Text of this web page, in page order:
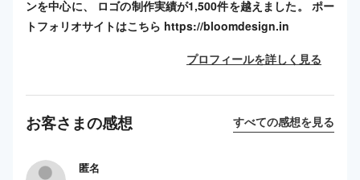
ンを中心に、 ロゴの制作実績が1,500件を越えました。 ポー
トフォリオサイトはこちら https://bloomdesign.in
プロフィールを詳しく見る
お客さまの感想 すべての感想を見る
匿名